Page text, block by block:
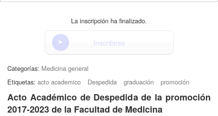
La inscripción ha finalizado.
Inscribirse
Categorías: Medicina general
Etiquetas: acto academico Despedida graduación promoción
Acto Académico de Despedida de la promoción
2017-2023 de la Facultad de Medicina